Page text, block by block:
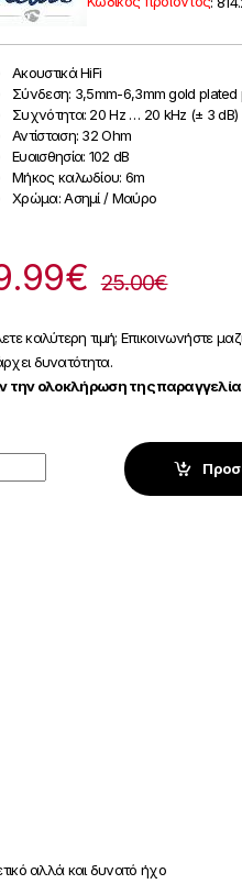
Ακουστικά HiFi
Σύνδεση: 3,5mm-6,3mm gold plated
Συχνότητα: 20 Hz … 20 kHz (± 3 dB)
Αντίσταση: 32 Ohm
Ευαισθησία: 102 dB
Μήκος καλωδίου: 6m
Χρώμα: Ασημί / Μαύρο
€ 25.00€
καλύτερη τιμή; Επικοινωνήστε
δυνατότητα.
την ολοκλήρωση της
αλλά και δυνατό ήχο